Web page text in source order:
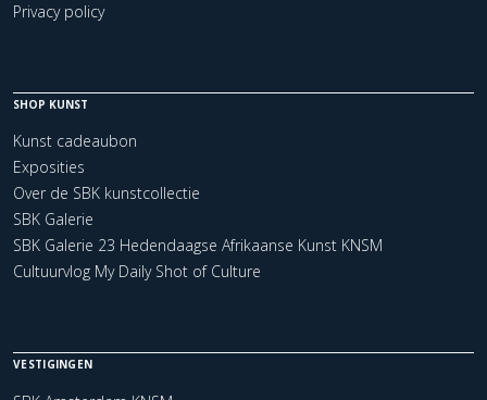
Privacy policy
SHOP KUNST
Kunst cadeaubon
Exposities
Over de SBK kunstcollectie
SBK Galerie
SBK Galerie 23 Hedendaagse Afrikaanse Kunst KNSM
Cultuurvlog My Daily Shot of Culture
VESTIGINGEN